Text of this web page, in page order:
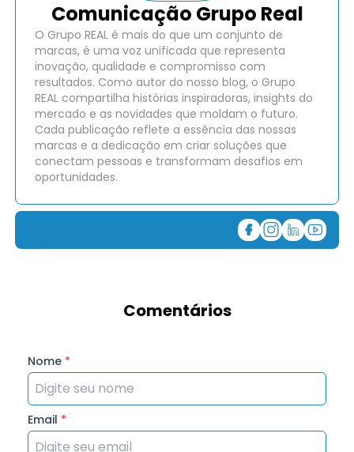
Comunicação Grupo Real
O Grupo REAL é mais do que um conjunto de
marcas, é uma voz unificada que representa
inovação, qualidade e compromisso com
resultados. Como autor do nosso blog, o Grupo
REAL compartilha histórias inspiradoras, insights do
mercado e as novidades que moldam o futuro.
Cada publicação reflete a essência das nossas
marcas e a dedicação em criar soluções que
conectam pessoas e transformam desafios em
oportunidades.
Comentários
Nome *
Email *